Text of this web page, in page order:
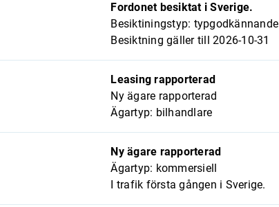
Fordonet besiktat i Sverige.
Besiktiningstyp: typgodkännande
Besiktning gäller till 2026-10-31
Leasing rapporterad
Ny ägare rapporterad
Ägartyp: bilhandlare
Ny ägare rapporterad
Ägartyp: kommersiell
I trafik första gången i Sverige.